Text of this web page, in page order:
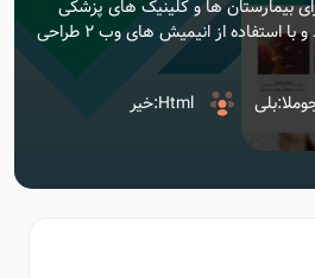
بیمارستان ها و کلینیک های پزشکی
٬‌سبک طراحی این قالب جدید و با استفاده از انیمیش های وب ۲ طراحی
Html:خیر